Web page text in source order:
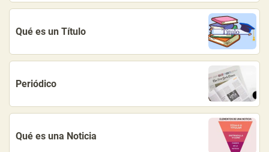
Qué es un Título
Periódico
Qué es una Noticia